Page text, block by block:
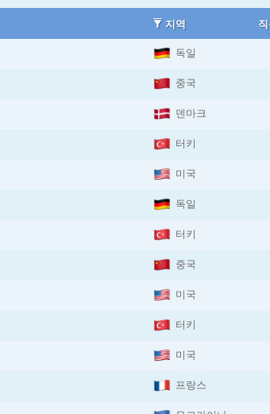
지역
독일
중국
덴마크
터키
미국
독일
터키
중국
미국
터키
미국
프랑스